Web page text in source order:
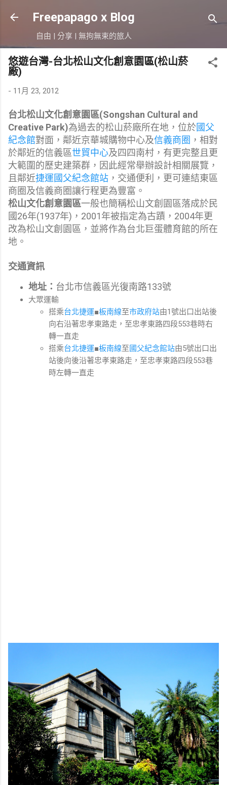
跳到主要內容
Freepapago x Blog
自由 | 分享 | 無拘無束的旅人
悠遊台灣-台北松山文化創意園區(松山菸
廠)
- 11月 23, 2012
台北松山文化創意園區(Songshan Cultural and
Creative Park)為過去的松山菸廠所在地，位於國父
紀念館對面，鄰近京華城購物中心及信義商圈 ，相對
於鄰近的信義區世貿中心及四四南村，有更完整且更
大範圍的歷史建築群，因此經常舉辦設計相關展覽，
且鄰近捷運國父紀念館站 ，交通便利，更可連結東區
商圈及信義商圈讓行程更為豐富。
松山文化創意園區一般也簡稱松山文創園區落成於民
國26年(1937年)，2001年被指定為古蹟，2004年更
改為松山文創園區，並將作為台北巨蛋體育館的所在
地。
交通資訊
地址： 台北市信義區光復南路133號
大眾運輸
搭乘台北捷運■板南線至市政府站由1號出口出站後
向右沿著忠孝東路走，至忠孝東路四段553巷時右
轉一直走
搭乘台北捷運■板南線至國父紀念館站由5號出口出
站後向後沿著忠孝東路走，至忠孝東路四段553巷
時左轉一直走